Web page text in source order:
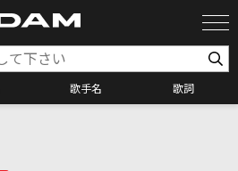
歌手名 歌詞